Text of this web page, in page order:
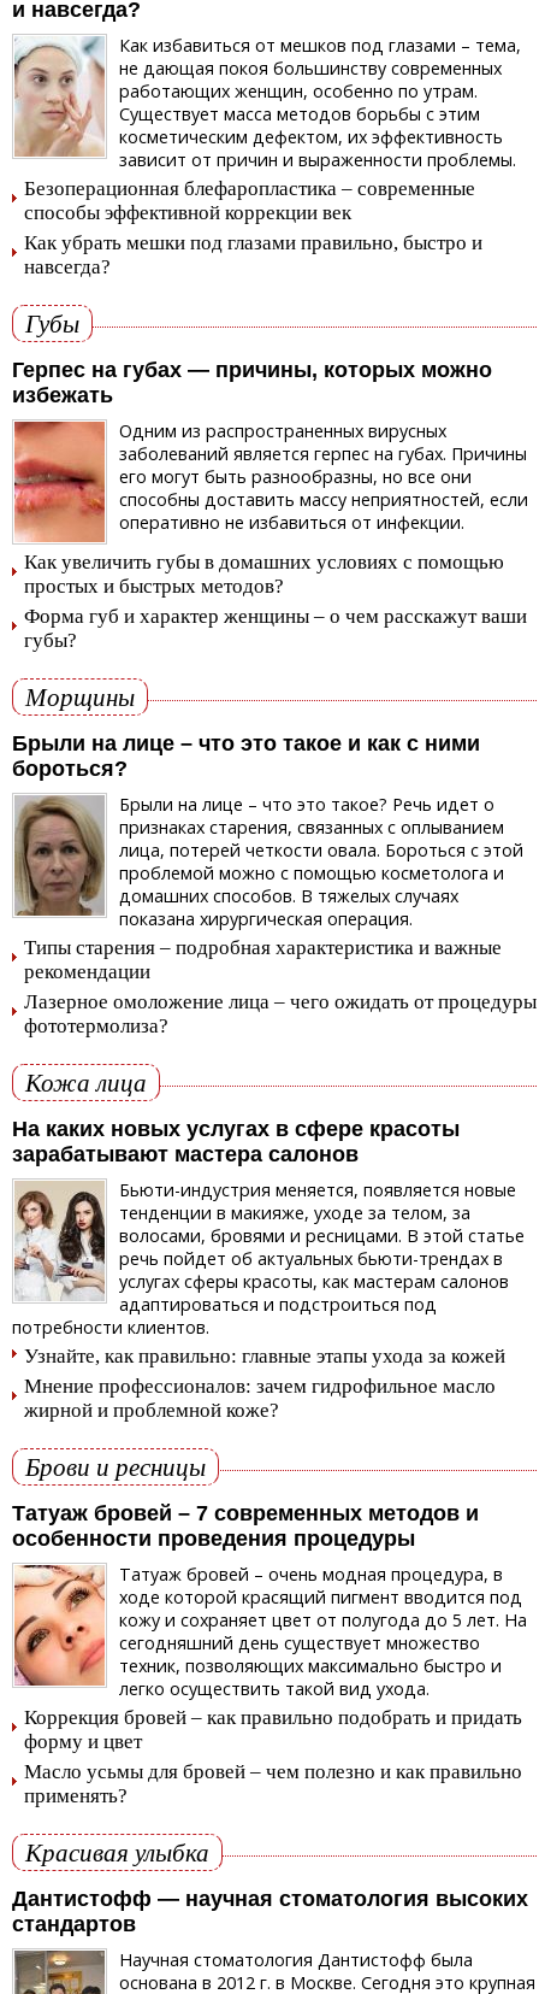
и навсегда?
Как избавиться от мешков под глазами – тема,
не дающая покоя большинству современных
работающих женщин, особенно по утрам.
Существует масса методов борьбы с этим
косметическим дефектом, их эффективность
зависит от причин и выраженности проблемы.
Безоперационная блефаропластика – современные
способы эффективной коррекции век
Как убрать мешки под глазами правильно, быстро и
навсегда?
Губы
Герпес на губах — причины, которых можно
избежать
Одним из распространенных вирусных
заболеваний является герпес на губах. Причины
его могут быть разнообразны, но все они
способны доставить массу неприятностей, если
оперативно не избавиться от инфекции.
Как увеличить губы в домашних условиях с помощью
простых и быстрых методов?
Форма губ и характер женщины – о чем расскажут ваши
губы?
Морщины
Брыли на лице – что это такое и как с ними
бороться?
Брыли на лице – что это такое? Речь идет о
признаках старения, связанных с оплыванием
лица, потерей четкости овала. Бороться с этой
проблемой можно с помощью косметолога и
домашних способов. В тяжелых случаях
показана хирургическая операция.
Типы старения – подробная характеристика и важные
рекомендации
Лазерное омоложение лица – чего ожидать от процедуры
фототермолиза?
Кожа лица
На каких новых услугах в сфере красоты
зарабатывают мастера салонов
Бьюти-индустрия меняется, появляется новые
тенденции в макияже, уходе за телом, за
волосами, бровями и ресницами. В этой статье
речь пойдет об актуальных бьюти-трендах в
услугах сферы красоты, как мастерам салонов
адаптироваться и подстроиться под
потребности клиентов.
Узнайте, как правильно: главные этапы ухода за кожей
Мнение профессионалов: зачем гидрофильное масло
жирной и проблемной коже?
Брови и ресницы
Татуаж бровей – 7 современных методов и
особенности проведения процедуры
Татуаж бровей – очень модная процедура, в
ходе которой красящий пигмент вводится под
кожу и сохраняет цвет от полугода до 5 лет. На
сегодняшний день существует множество
техник, позволяющих максимально быстро и
легко осуществить такой вид ухода.
Коррекция бровей – как правильно подобрать и придать
форму и цвет
Масло усьмы для бровей – чем полезно и как правильно
применять?
Красивая улыбка
Дантистофф — научная стоматология высоких
стандартов
Научная стоматология Дантистофф была
основана в 2012 г. в Москве. Сегодня это крупная